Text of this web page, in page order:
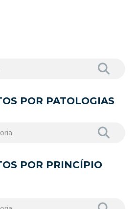
POR PATOLOGIAS
POR PRINCÍPIO